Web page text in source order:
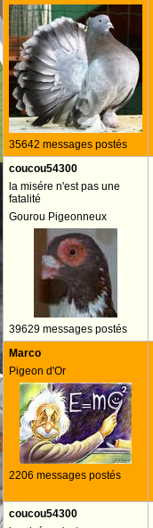
35642 messages postés
coucou54300
la misére n'est pas une
fatalité
Gourou Pigeonneux
39629 messages postés
Marco
Pigeon d'Or
2206 messages postés
coucou54300